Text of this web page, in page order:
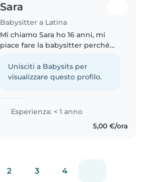
Sara
Babysitter a Latina
Mi chiamo Sara ho 16 anni, mi
piace fare la babysitter perché
bambini, farli divertire e fare
sempre nuove esperienze
Unisciti a Babysits per
visualizzare questo profilo.
Esperienza: < 1 anno
5,00 €/ora
2 3 4